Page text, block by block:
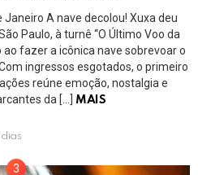
Janeiro A nave decolou! Xuxa deu
Paulo, à turnê “O Último Voo da
ao fazer a icônica nave sobrevoar o
ingressos esgotados, o primeiro
reúne emoção, nostalgia e
da […]
MAIS
dias